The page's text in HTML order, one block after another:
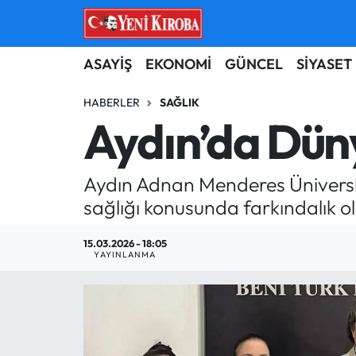
ASAYİŞ EKONOMİ GÜNCEL SİYASET
HABERLER SAĞLIK
Aydın’da
Aydın Adnan Menderes
sağlığı konusunda farkındalık
15.03.2026 - 18:05
YAYINLANMA
ASAYİŞ
BİLİM-TEKNOLOJİ
DÜNYA
EKONOMİ
Aydın Nöbetçi Eczaneler
Aydın Hava Durumu
Aydin Namaz Vakitleri
Aydın Trafik Yoğunluk Haritası
Süper Lig Puan Durumu ve Fikstür
Tüm Manşetler